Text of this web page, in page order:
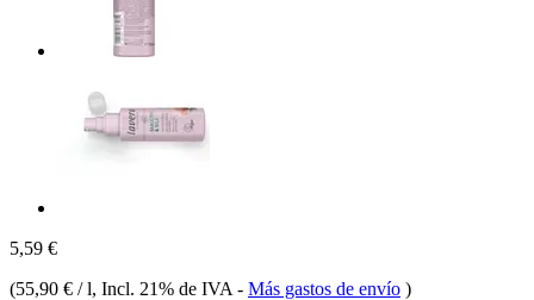
5,59 €
(55,90 € / l, Incl. 21% de IVA - Más gastos de envío )